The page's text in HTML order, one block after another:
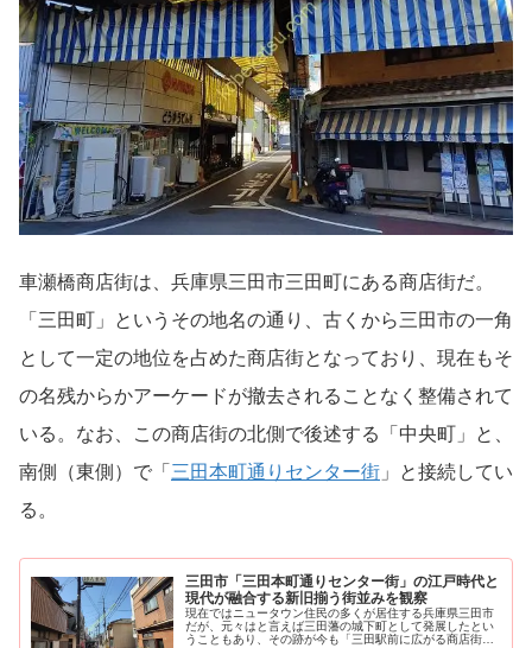
車瀬橋商店街は、兵庫県三田市三田町にある商店街だ。
「三田町」というその地名の通り、古くから三田市の一角
として一定の地位を占めた商店街となっており、現在もそ
の名残からかアーケードが撤去されることなく整備されて
いる。なお、この商店街の北側で後述する「中央町」と、
南側（東側）で「 三田本町通りセンター街 」と接続してい
る。
三田市「三田本町通りセンター街」の江戸時代と
現代が融合する新旧揃う街並みを観察
現在ではニュータウン住民の多くが居住する兵庫県三田市
だが、元々はと言えば三田藩の城下町として発展したとい
うこともあり、その跡が今も「三田駅前に広がる商店街」